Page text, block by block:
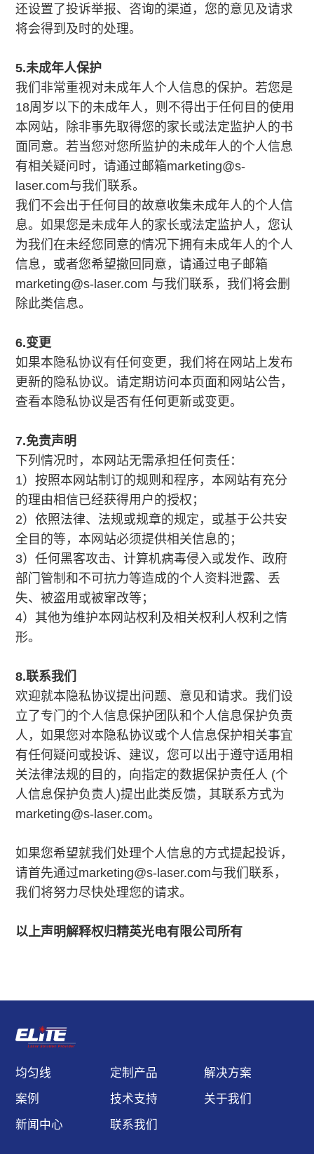
还设置了投诉举报、咨询的渠道，您的意见及请求
将会得到及时的处理。
5.未成年人保护
我们非常重视对未成年人个人信息的保护。若您是
18周岁以下的未成年人，则不得出于任何目的使用
本网站，除非事先取得您的家长或法定监护人的书
面同意。若当您对您所监护的未成年人的个人信息
有相关疑问时，请通过邮箱marketing@s-
laser.com与我们联系。
我们不会出于任何目的故意收集未成年人的个人信
息。如果您是未成年人的家长或法定监护人，您认
为我们在未经您同意的情况下拥有未成年人的个人
信息，或者您希望撤回同意，请通过电子邮箱
marketing@s-laser.com 与我们联系，我们将会删
除此类信息。
6.变更
如果本隐私协议有任何变更，我们将在网站上发布
更新的隐私协议。请定期访问本页面和网站公告，
查看本隐私协议是否有任何更新或变更。
7.免责声明
下列情况时，本网站无需承担任何责任：
1）按照本网站制订的规则和程序，本网站有充分
的理由相信已经获得用户的授权；
2）依照法律、法规或规章的规定，或基于公共安
全目的等，本网站必须提供相关信息的；
3）任何黑客攻击、计算机病毒侵入或发作、政府
部门管制和不可抗力等造成的个人资料泄露、丢
失、被盗用或被窜改等；
4）其他为维护本网站权利及相关权利人权利之情
形。
8.联系我们
欢迎就本隐私协议提出问题、意见和请求。我们设
立了专门的个人信息保护团队和个人信息保护负责
人，如果您对本隐私协议或个人信息保护相关事宜
有任何疑问或投诉、建议，您可以出于遵守适用相
关法律法规的目的，向指定的数据保护责任人 (个
人信息保护负责人)提出此类反馈，其联系方式为
marketing@s-laser.com。
如果您希望就我们处理个人信息的方式提起投诉，
请首先通过marketing@s-laser.com与我们联系，
我们将努力尽快处理您的请求。
以上声明解释权归精英光电有限公司所有
均匀线 定制产品
解决方案
案例
技术支持
关于我们
新闻中心
联系我们